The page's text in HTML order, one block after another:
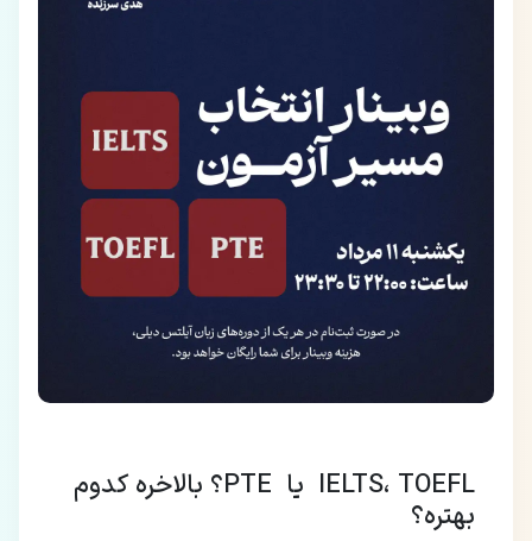
IELTS، TOEFL یا PTE؟ بالاخره کدوم
بهتره؟